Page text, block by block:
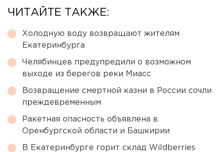
ЧИТАЙТЕ ТАКЖЕ:
Холодную воду возвращают жителям
Екатеринбурга
Челябинцев предупредили о возможном
выходе из берегов реки Миасс
Возвращение смертной казни в России сочли
преждевременным
Ракетная опасность объявлена в
Оренбургской области и Башкирии
В Екатеринбурге горит склад Wildberries